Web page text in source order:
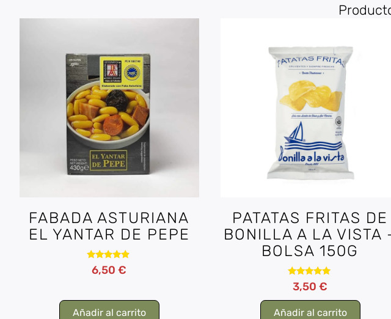
FABADA ASTURIANA
EL YANTAR DE PEPE
Valorado
con
6,50€
Añadir al carrito
PATATAS FRITAS DE
BONILLA A LA VISTA
BOLSA 150G
Valorado
con
5.00
de 5
3,50€
Añadir al carrito